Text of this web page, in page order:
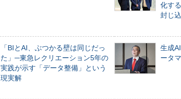
化す
封じ
「BIとAI、ぶつかる壁は同じだっ
た」─東急レクリエーション5年の
実践が示す「データ整備」という
現実解
生成
ータ